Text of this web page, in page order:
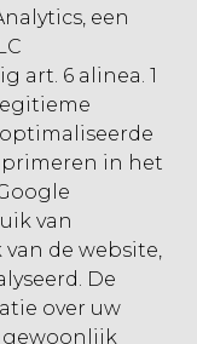
een
art. 6 alinea. 1
in het
van
de website,
De
over uw
gewoonlijk